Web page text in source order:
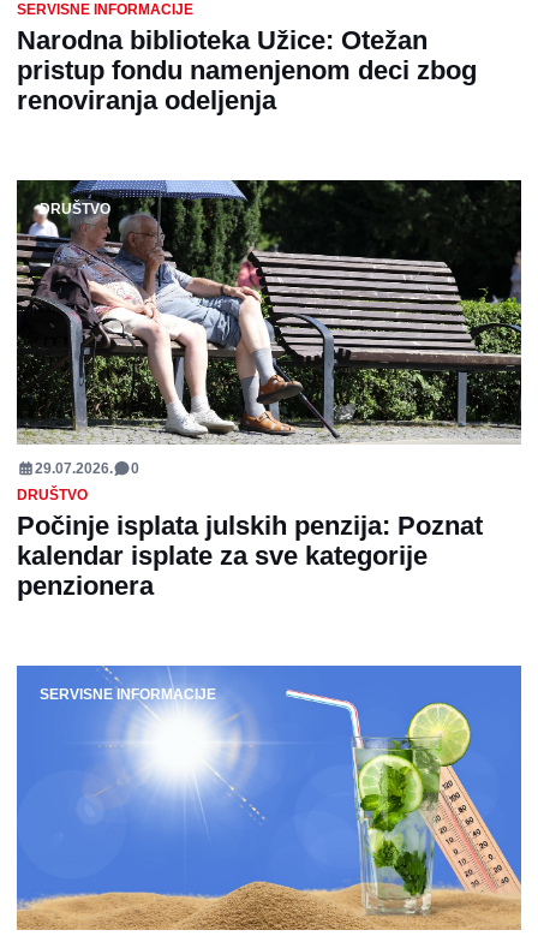
SERVISNE INFORMACIJE
Narodna biblioteka Užice: Otežan
pristup fondu namenjenom deci zbog
renoviranja odeljenja
DRUŠTVO
29.07.2026.
0
DRUŠTVO
Počinje isplata julskih penzija: Poznat
kalendar isplate za sve kategorije
penzionera
SERVISNE INFORMACIJE